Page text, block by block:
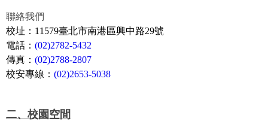
聯絡我們
校址：11579臺北市南港區興中路29號
電話： (02)2782-5432
傳真： (02)2788-2807
校安專線： (02)2653-5038
二、校園空間